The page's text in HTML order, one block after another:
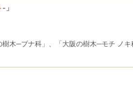
」
木─ブナ科」、「大阪の樹木─モチ ノ